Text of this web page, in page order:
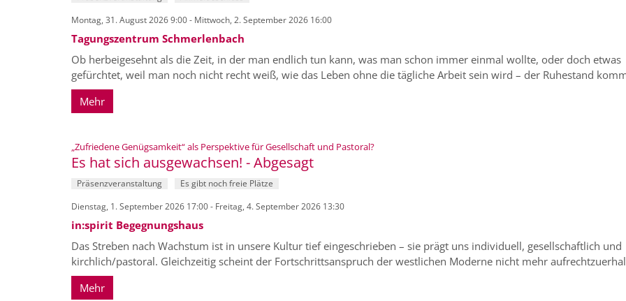
Montag, 31. August 2026 9:00 - Mittwoch, 2. September 2026 16:00
Tagungszentrum Schmerlenbach
Ob herbeigesehnt als die Zeit, in der man endlich tun kann, was man schon immer einmal wollte, oder doch etwas
gefürchtet, weil man noch nicht recht weiß, wie das Leben ohne die tägliche Arbeit sein wird – der Ruhestand
Mehr
„Zufriedene Genügsamkeit“ als Perspektive für Gesellschaft und Pastoral?:
Es hat sich ausgewachsen! - Abgesagt
Präsenzveranstaltung
Es gibt noch freie Plätze
Dienstag, 1. September 2026 17:00 - Freitag, 4. September 2026 13:30
in:spirit Begegnungshaus
Das Streben nach Wachstum ist in unsere Kultur tief eingeschrieben – sie prägt uns individuell, gesellschaftlich und
kirchlich/pastoral. Gleichzeitig scheint der Fortschrittsanspruch der westlichen Moderne nicht mehr
Mehr